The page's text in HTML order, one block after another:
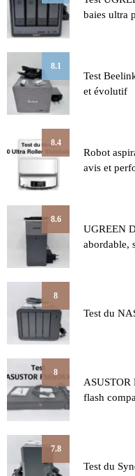
baies ultra
8.1
Test
et évolutif
8.4
Robot
avis et
8.6
UGREEN
abordable,
8
Test du
8
ASUSTOR
flash
7.8
Test du